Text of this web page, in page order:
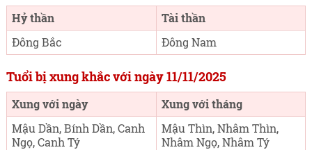
Hỷ thần
Tài thần
Đông Bắc
Đông Nam
Tuổi bị xung khắc với ngày 11/11/2025
Xung với ngày
Xung với tháng
Mậu Dần, Bính Dần, Canh
Ngọ, Canh Tý
Mậu Thìn, Nhâm Thìn,
Nhâm Ngọ, Nhâm Tý